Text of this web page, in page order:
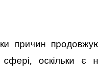
причин
оскільки є